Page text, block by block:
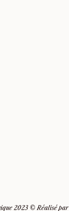
2023 © Réalisé par